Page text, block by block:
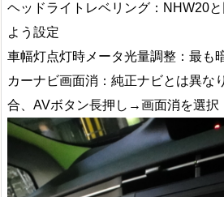
ヘッドライトレベリング：NHW20
よう設定
車幅灯点灯時メータ光量調整：最も
カーナビ画面消：純正ナビとは異な
合、AVボタン長押し→画面消を選択